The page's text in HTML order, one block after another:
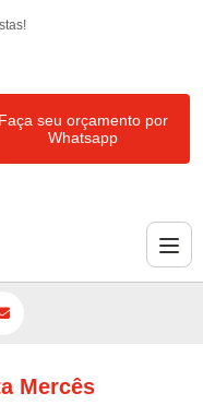
Faça seu orçamento por
Whatsapp
FESTA MERCÊS
Mercês